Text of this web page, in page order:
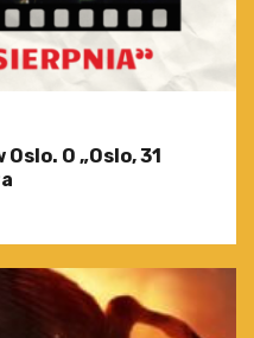
O „Oslo, 31